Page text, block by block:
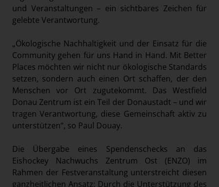
und Veranstaltungen – ein sichtbares Zeichen für
gelebte Verantwortung.
„Ökologische Nachhaltigkeit und der Einsatz für die
Community gehen für uns Hand in Hand. Mit Better
Places möchten wir nicht nur ökologische Standards
setzen, sondern auch einen Ort schaffen, der den
Menschen vor Ort zugutekommt. Das Westfield
Donau Zentrum ist ein Teil der Donaustadt – und wir
tragen Verantwortung, diese Gemeinschaft aktiv zu
unterstützen“, so Paul Douay.
Die Übergabe eines Spendenschecks an das
Eishockey Nachwuchs Zentrum Ost (ENZO) im
Rahmen der Festveranstaltung unterstreicht diesen
ganzheitlichen Ansatz: Durch die Unterstützung des